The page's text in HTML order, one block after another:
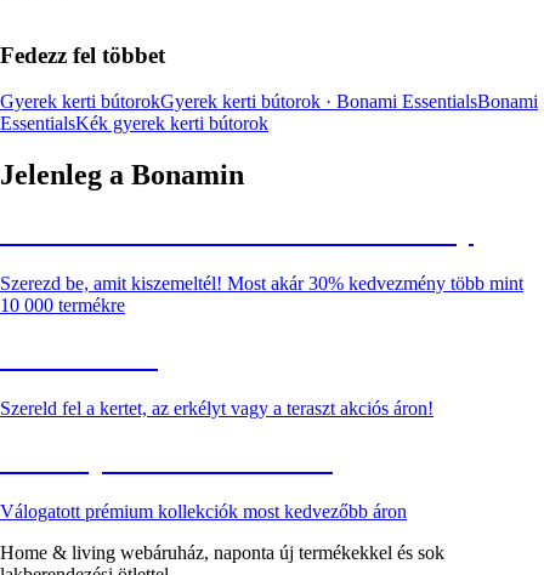
Fedezz fel többet
Gyerek kerti bútorokGyerek kerti bútorok · Bonami EssentialsBonami
EssentialsKék gyerek kerti bútorok
Jelenleg a Bonamin
Szerezd be, amit kiszemeltél! Most akár 30% kedvezmény több mint
10 000 termékre
Szereld fel a kertet, az erkélyt vagy a teraszt akciós áron!
Válogatott prémium kollekciók most kedvezőbb áron
Home & living webáruház, naponta új termékekkel és sok